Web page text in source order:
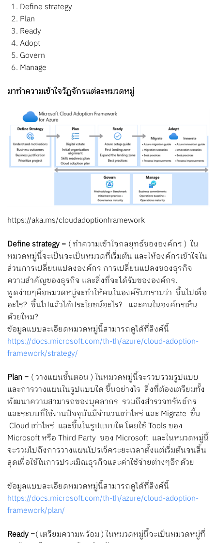
Define strategy
Plan
Ready
Adopt
Govern
Manage
มาทำความเข้าใจวัฏจักรแต่ละหมวดหมู่
https://aka.ms/cloudadoptionframework
Define strategy= ( ทำความเข้าใจกลยุทธ์ขององค์กร ) ใน
หมวดหมู่นี้จะเป็นจะเป็นหมวดที่เริ่มต้น และให้องค์กรเข้าใจใน
ส่วนการเปลี่ยนแปลงองค์กร การเปลี่ยนแปลงของธุรกิจ
ความสำคัญของธุรกิจ และสิ่งที่จะได้รับขององค์กร.
พูดง่ายๆคือหมวดหมู่จะทำให้คนในองค์รับทราบว่า ขึ้นไปเพื่อ
อะไร? ขึ้นไปแล้วได้ประโยชน์อะไร? และคนในองค์กรเห็น
ด้วยใหม?
ข้อมูลแบบละเอียดหมวดหมู่นี้สามารถดูได้ที่ลิงค์นี้
https://docs.microsoft.com/th-th/azure/cloud-adoption-
framework/strategy/
Plan= ( วางแผนขั้นตอน ) ในหมวดหมู่นี้จะรวบรวมรูปแบบ
และการวางแผนในรูปแบบใด ขึ้นอย่างไร สิ่งที่ต้องเตรียมทั้ง
พัฒนาความสามารถของบุคลากร รวมถึงสำรวจทรัพย์กร
และระบบที่ใช้งานปัจจุบันมีจำนวนเท่าไหร่ และ Migrate ขึ้น
Cloud เท่าไหร่ และขึ้นในรูปแบบใด โดยใช้ Tools ของ
Microsoft หรือ Third Party ของ Microsoft และในหมวดหมู่นี้
จะรวมไปถึงการวางแผนโปรเจ็คระยะเวลาตั้งแต่เริ่มต้นจนสิ้น
สุดเพื่อใช้ในการประเมิณธุรกิจและค่าใช้จ่ายต่างๆอีกด้วย
ข้อมูลแบบละเอียดหมวดหมู่นี้สามารถดูได้ที่ลิงค์นี้
https://docs.microsoft.com/th-th/azure/cloud-adoption-
framework/plan/
Ready=( เตรียมความพร้อม ) ในหมวดหมู่นี้จะเป็นหมวดหมู่ที่